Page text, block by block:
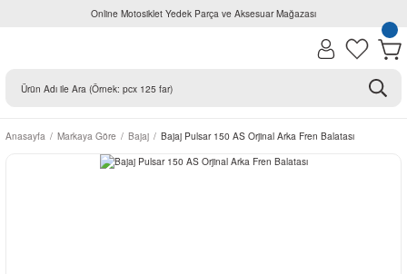
Online Motosiklet Yedek Parça ve Aksesuar Mağazası
Anasayfa Markaya Göre Bajaj Bajaj Pulsar 150 AS Orjinal Arka Fren Balatası